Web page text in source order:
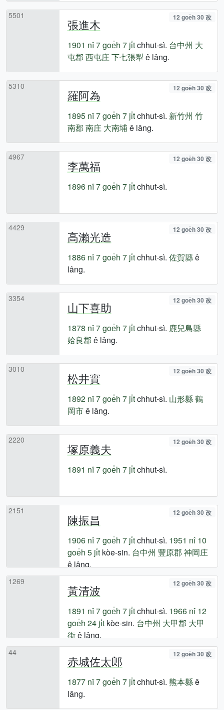
5501
張進木 12 goe̍h 30 改
1901 nî7 goe̍h 7 ji̍tchhut-sì. 台中州 大
屯郡 西屯庄下七張犁ê lâng.
5310
羅阿為 12 goe̍h 30 改
1895 nî7 goe̍h 7 ji̍tchhut-sì. 新竹州 竹
南郡 南庄 大南埔 ê lâng.
4967
李萬福 12 goe̍h 30 改
1896 nî7 goe̍h 7 ji̍tchhut-sì.
4429
高瀨光造 12 goe̍h 30 改
1886 nî7 goe̍h 7 ji̍tchhut-sì. 佐賀縣ê
lâng.
3354
山下喜助 12 goe̍h 30 改
1878 nî7 goe̍h 7 ji̍tchhut-sì. 鹿兒島縣
姶良郡 ê lâng.
3010
松井實 12 goe̍h 30 改
1892 nî7 goe̍h 7 ji̍tchhut-sì. 山形縣鶴
岡市ê lâng.
2220
塚原義夫 12 goe̍h 30 改
1891 nî7 goe̍h 7 ji̍tchhut-sì.
2151
陳振昌 12 goe̍h 30 改
1906 nî7 goe̍h 7 ji̍tchhut-sì. 1951 nî 10
goe̍h 5 ji̍tkòe-sin. 台中州 豐原郡 神岡庄
ê lâng.
1269
黃清波 12 goe̍h 30 改
1891 nî7 goe̍h 7 ji̍tchhut-sì. 1966 nî 12
goe̍h 24 ji̍tkòe-sin. 台中州 大甲郡 大甲
街ê lâng.
44
赤城佐太郎 12 goe̍h 30 改
1877 nî7 goe̍h 7 ji̍tchhut-sì. 熊本縣ê
lâng.